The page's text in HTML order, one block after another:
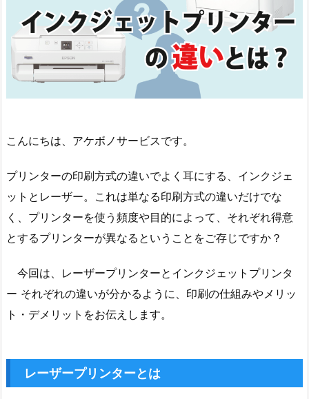
こんにちは、アケボノサービスです。
プリンターの印刷方式の違いでよく耳にする、インクジェ
ットとレーザー。これは単なる印刷方式の違いだけでな
く、プリンターを使う頻度や目的によって、それぞれ得意
とするプリンターが異なるということをご存じですか？
今回は、レーザープリンターとインクジェットプリンタ
ー それぞれの違いが分かるように、印刷の仕組みやメリッ
ト・デメリットをお伝えします。
レーザープリンターとは